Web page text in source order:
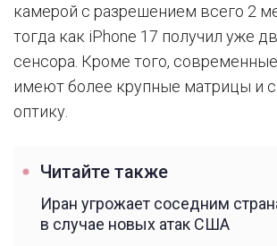
камерой с разрешением всего 2
тогда как iPhone 17 получил уже
сенсора. Кроме того,
имеют более крупные матрицы и
оптику.
Читайте также
Иран угрожает соседним
в случае новых атак США